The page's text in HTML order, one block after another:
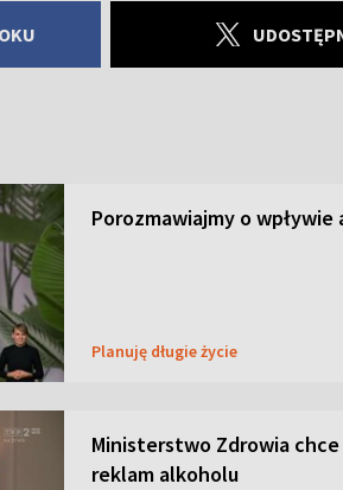
Porozmawiajmy o
Planuję długie życie
Ministerstwo Zdrowia
reklam alkoholu